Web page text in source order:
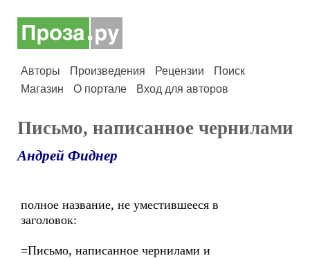
Авторы Произведения Рецензии
Поиск
Магазин
О портале Вход для авторов
Письмо, написанное чернилами
Андрей Фиднер
полное название, не уместившееся в
заголовок:
=Письмо, написанное чернилами и